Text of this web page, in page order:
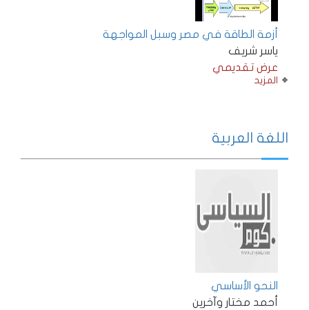
أزمة الطاقة في مصر وسبل المواجهة
ياسر شريف
عرض تقديمي
المزيد
اللغة العربية
النحو الأساسي
أحمد مختار وآخرين